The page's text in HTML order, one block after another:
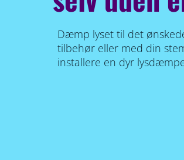
Dæmp lyset til det
tilbehør eller med din
installere en dyr